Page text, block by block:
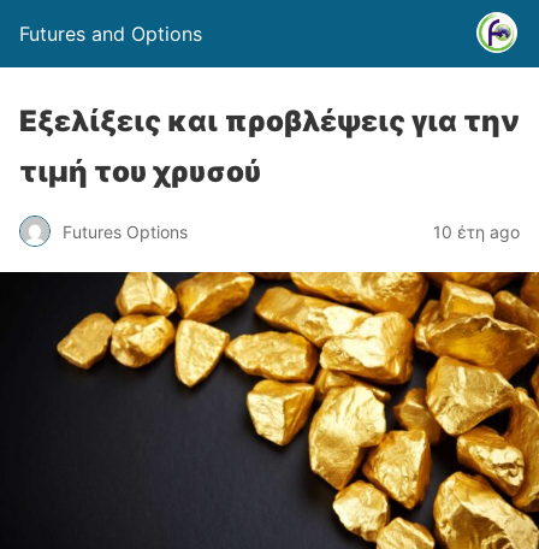
Futures and Options
Εξελίξεις και προβλέψεις για την
τιμή του χρυσού
Futures Options 10 έτη ago